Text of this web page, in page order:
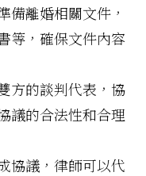
備離婚相關文件，
等，確保文件內容
方的談判代表，協
議的合法性和合理
協議，律師可以代